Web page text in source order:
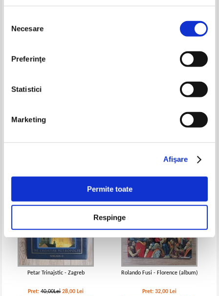
consimțământului
Necesare
Preferinţe
Statistici
Marketing
Afişare
Permite toate
Respinge
palimpseste de Barcelone
Lei
Petar Trinajstic - Zagreb
Pret:40,00Lei 28,00 Lei
Rolando Fusi - Florence (album)
Pret:32,00 Lei